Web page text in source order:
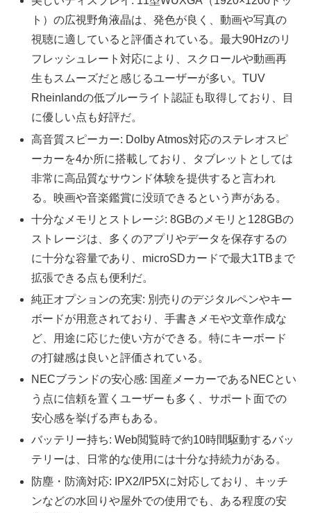
ト）の広視野角液晶は、発色が良く、動画や写真の
視聴に適していると評価されている。最大90Hzのリ
フレッシュレート対応により、スクロールや動画再
生もスムーズだと感じるユーザーが多い。TUV
Rheinlandの低ブルーライト認証も取得しており、目
に優しい点も好評だ。
高音質スピーカー: Dolby Atmos対応のステレオスピ
ーカーを4か所に搭載しており、タブレットとしては
非常に高品質なサウンド体験を提供すると言われ
る。映画や音楽鑑賞に没頭できるという声がある。
十分なメモリとストレージ: 8GBのメモリと128GBの
ストレージは、多くのアプリやデータを保存するの
に十分な容量であり、microSDカードで最大1TBまで
拡張できる点も便利だ。
純正オプションの充実: 別売りのデジタルペンやキー
ボードが用意されており、手書きメモや文章作成な
ど、用途に応じた使い方ができる。特にキーボード
の打鍵感は良いと評価されている。
NECブランドの安心感: 国産メーカーであるNECとい
う点に信頼を置くユーザーも多く、サポート面での
安心感を挙げる声もある。
バッテリー持ち: Web閲覧時で約10時間駆動するバッ
テリーは、日常的な使用には十分な持続力がある。
防塵・防滴対応: IPX2/IP5Xに対応しており、キッチ
ンなどの水回りや屋外での使用でも、ある程度の安